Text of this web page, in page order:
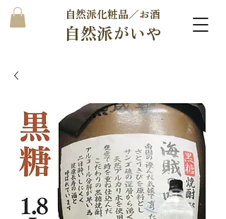
自然派化粧品／お酒
自然派がいや